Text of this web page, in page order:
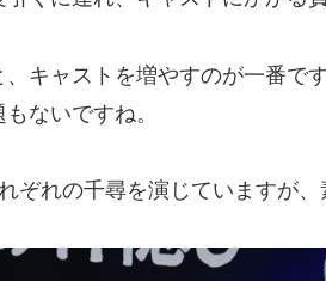
、キャストを増やすのが一番です
ないですね。
ぞれの千尋を演じていますが、